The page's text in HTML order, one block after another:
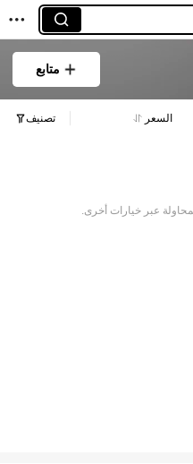
متابع
السعر تصنيف
عبر خيارات أخرى.